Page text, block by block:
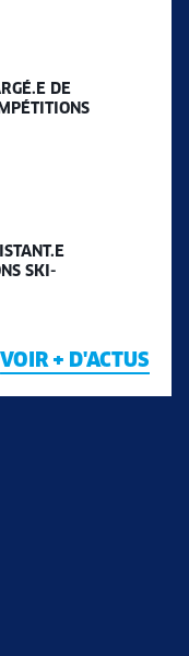
DE
SKI-
VOIR + D'ACTUS